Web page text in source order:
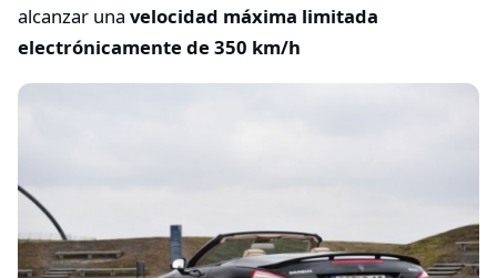
alcanzar una velocidad máxima limitada
electrónicamente de 350 km/h